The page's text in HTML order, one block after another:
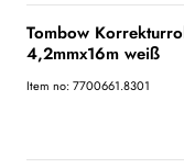
Tombow
4,2mmx16m weiß
Item no: 7700661.8301